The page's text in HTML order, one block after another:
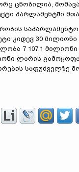
ცნობილია,
პარლამენტში
საპარლამენტო
კიდევ 30
7 107.1
ლარის გამოყოფა
საფუძველზე